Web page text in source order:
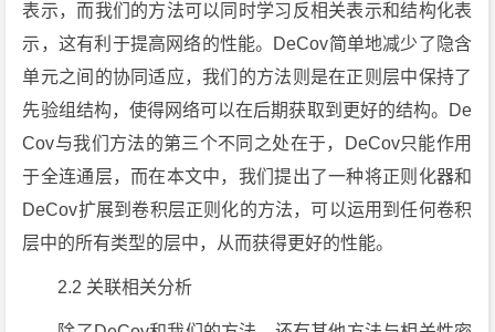
表示，而我们的方法可以同时学习反相关表示和结构化表
示，这有利于提高网络的性能。DeCov简单地减少了隐含
单元之间的协同适应，我们的方法则是在正则层中保持了
先验组结构，使得网络可以在后期获取到更好的结构。De
Cov与我们方法的第三个不同之处在于，DeCov只能作用
于全连通层，而在本文中，我们提出了一种将正则化器和
DeCov扩展到卷积层正则化的方法，可以运用到任何卷积
层中的所有类型的层中，从而获得更好的性能。
2.2 关联相关分析